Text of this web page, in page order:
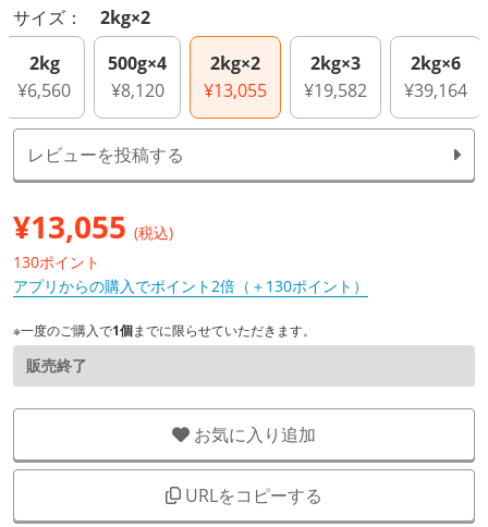
サイズ： 2kg×2
2kg
¥6,560
500g×4
¥8,120
2kg×2
¥13,055
2kg×3
¥19,582
2kg×6
¥39,164
レビューを投稿する
¥13,055 (税込)
130ポイント
アプリからの購入でポイント2倍（＋130ポイント）
※一度のご購入で1個までに限らせていただきます。
販売終了
お気に入り追加
URLをコピーする